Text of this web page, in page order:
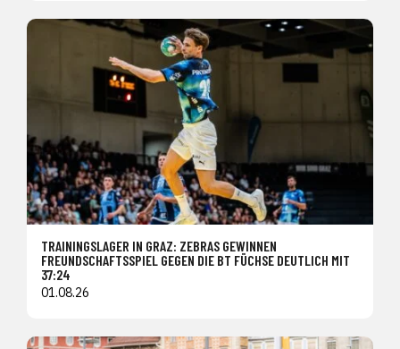
TRAININGSLAGER IN GRAZ: ZEBRAS GEWINNEN
FREUNDSCHAFTSSPIEL GEGEN DIE BT FÜCHSE DEUTLICH MIT
37:24
01.08.26